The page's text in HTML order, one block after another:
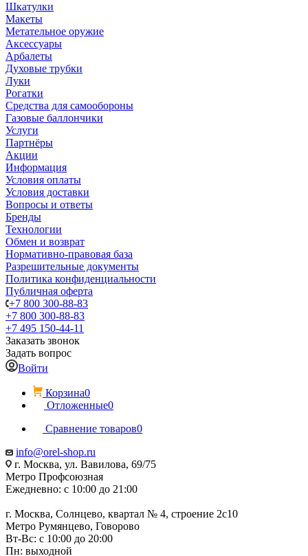
Шкатулки
Макеты
Метательное оружие
Аксессуары
Арбалеты
Духовые трубки
Луки
Рогатки
Средства для самообороны
Газовые баллончики
Услуги
Партнёры
Акции
Информация
Условия оплаты
Условия доставки
Вопросы и ответы
Бренды
Технологии
Обмен и возврат
Нормативно-правовая база
Разрешительные документы
Политика конфиденциальности
Публичная оферта
+7 800 300-88-83
+7 800 300-88-83
+7 495 150-44-11
Заказать звонок
Задать вопрос
Войти
Корзина0
Отложенные0
Сравнение товаров0
info@orel-shop.ru
г. Москва, ул. Вавилова, 69/75
Метро Профсоюзная
Ежедневно: с 10:00 до 21:00
г. Москва, Солнцево, квартал № 4, строение 2с10
Метро Румянцево, Говорово
Вт-Вс: с 10:00 до 20:00
Пн: выходной